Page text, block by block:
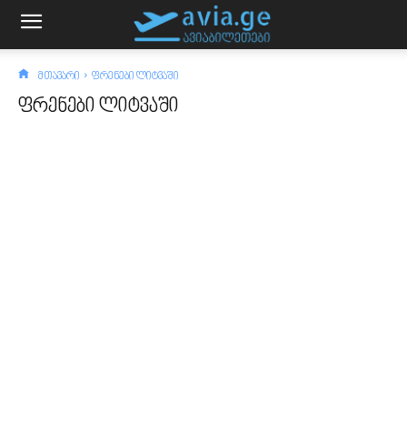
მთავარი ფრენები ლიტვაში
ფრენები ლიტვაში